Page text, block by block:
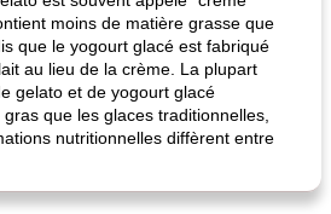
moins de matière grasse que
que le yogourt glacé est fabriqué
au lieu de la crème. La plupart
gelato et de yogourt glacé
que les glaces traditionnelles,
nutritionnelles diffèrent entre